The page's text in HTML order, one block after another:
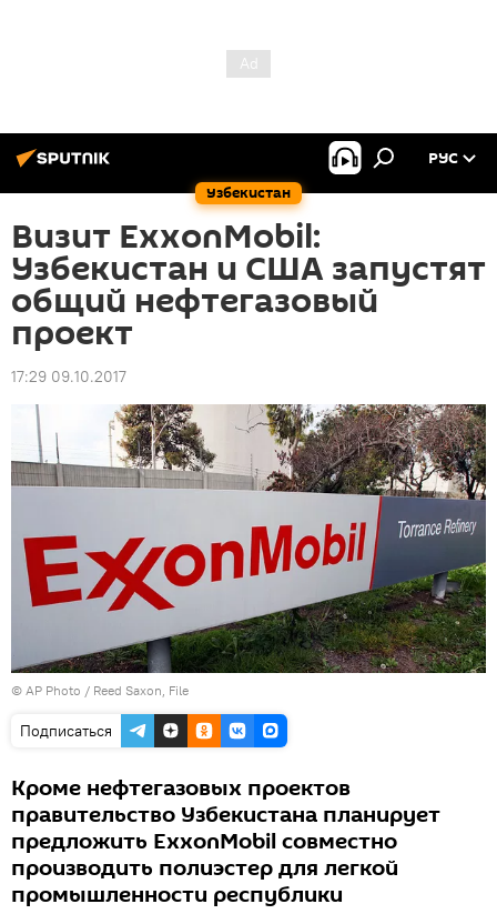
Узбекистан
РУС
Визит ExxonMobil:
Узбекистан и США запустят
общий нефтегазовый
проект
17:29 09.10.2017
© AP Photo / Reed Saxon, File
Подписаться
Кроме нефтегазовых проектов
правительство Узбекистана планирует
предложить ExxonMobil совместно
производить полиэстер для легкой
промышленности республики